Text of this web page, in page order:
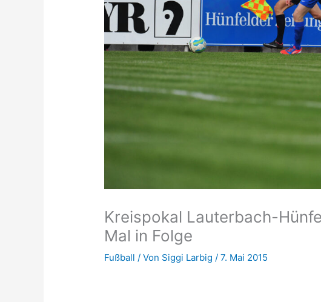
Kreispokal Lauterbach-
Mal in Folge
Fußball / Von Siggi Larbig/7. Mai 2015